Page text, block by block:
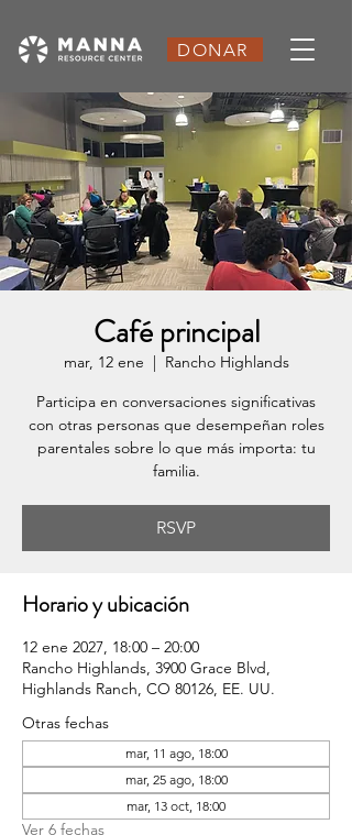
DONAR
Café principal
mar, 12 ene
  |
Rancho Highlands
Participa en conversaciones significativas
con otras personas que desempeñan roles
parentales sobre lo que más importa: tu
familia.
RSVP
Horario y ubicación
12 ene 2027, 18:00 – 20:00
Rancho Highlands, 3900 Grace Blvd,
Highlands Ranch, CO 80126, EE. UU.
Otras fechas
mar, 11 ago, 18:00
mar, 25 ago, 18:00
mar, 13 oct, 18:00
Ver 6 fechas